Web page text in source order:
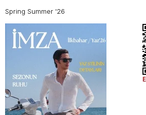
Spring Summer '26